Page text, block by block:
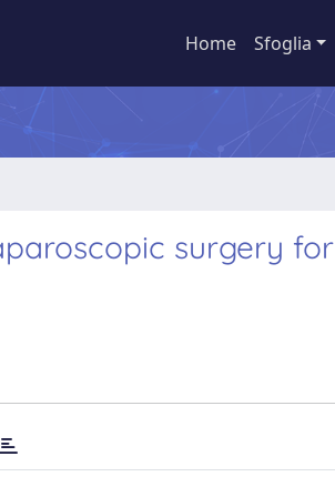
Home Sfoglia
surgery for